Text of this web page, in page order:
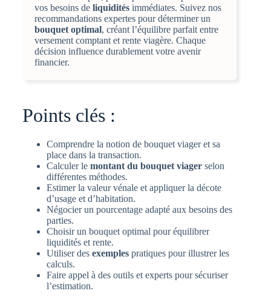
vos besoins de liquiditésimmédiates. Suivez nos
recommandations expertes pour déterminer un
bouquet optimal, créant l’équilibre parfait entre
versement comptant et rente viagère. Chaque
décision influence durablement votre avenir
financier.
Points clés :
Comprendre la notion de bouquet viager et sa
place dans la transaction.
Calculer le montant du bouquet viagerselon
différentes méthodes.
Estimer la valeur vénale et appliquer la décote
d’usage et d’habitation.
Négocier un pourcentage adapté aux besoins des
parties.
Choisir un bouquet optimal pour équilibrer
liquidités et rente.
Utiliser des exemplespratiques pour illustrer les
calculs.
Faire appel à des outils et experts pour sécuriser
l’estimation.